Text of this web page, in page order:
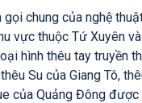
gọi chung của nghệ
vực thuộc Tứ Xuyên
hình thêu tay truyền
Su của Giang Tô,
của Quảng Đông